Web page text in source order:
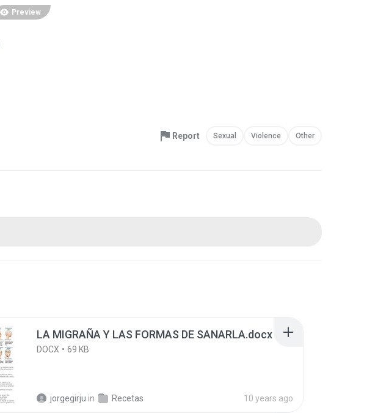
Preview
Report Sexual Violence Other
LA MIGRAÑA Y LAS FORMAS DE SANARLA.docx
DOCX 69 KB
jorgegirju in Recetas 10 years ago